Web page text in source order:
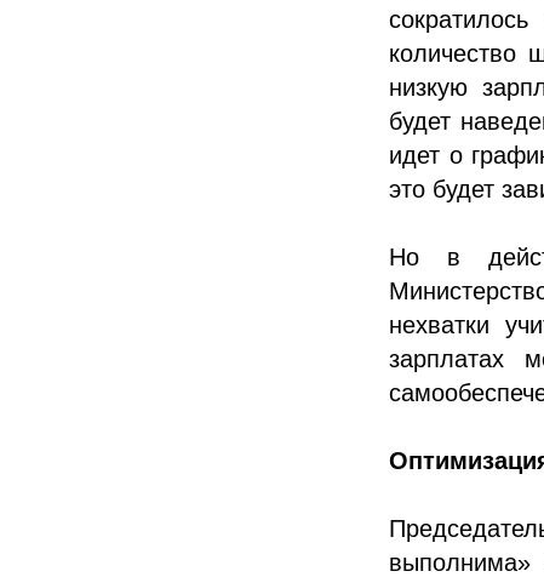
количество
низкую
будет
идет о
это будет
Но в
нехватки
зарплатах
выполнима»